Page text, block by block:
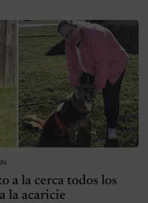
a la cerca todos los
la acaricie